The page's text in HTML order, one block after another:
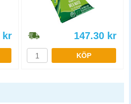
kr 147.30 kr
KÖP